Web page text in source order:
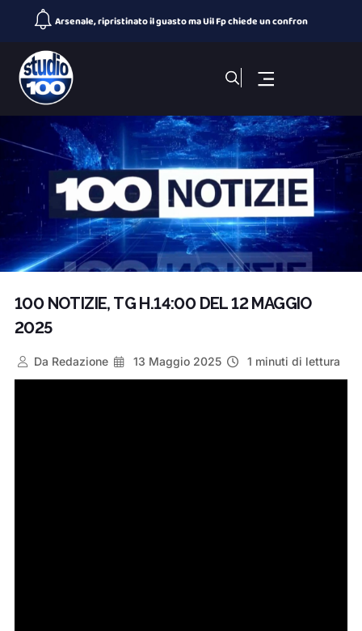
Taranto 2026, arriva Romantika: si completa il Villaggio Med
Giochi del Mediterraneo: Conto alla Rovescia, puntata del 5
100 NOTIZIE, TG H 14:00 DEL 5 Agosto 2026. ex Ilva incontro
100 NOTIZIE, TG H 19:30 DEL 4 Agosto 2026. ex Ilva incontro
Porta Napoli, ristorante sushi in fiamme
100 NOTIZIE, TG H 19:30 DEL 5 Agosto 2026. ex Ilva incontro
100 NOTIZIE, TG H.14:00 DEL 12 MAGGIO
2025
Da Redazione 13 Maggio 2025 1 minuti di lettura